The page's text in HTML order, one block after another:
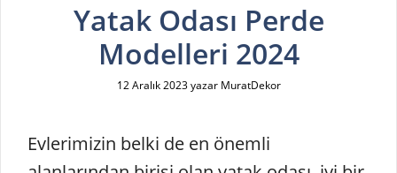
Yatak Odası Perde
Modelleri 2024
12 Aralık 2023 yazar MuratDekor
Evlerimizin belki de en önemli